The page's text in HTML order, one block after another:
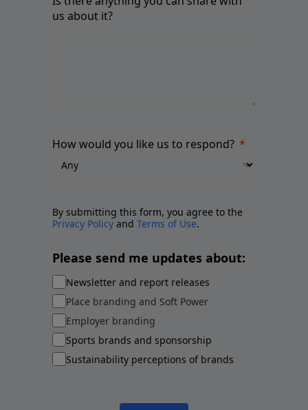
us about it?
How would you like us to respond?
By submitting this form, you agree to the
Privacy Policy and Terms of Use.
Please send me updates about:
Newsletter and report releases
Place branding and Soft Power
Employer branding
Sports brands and sponsorship
Sustainability perceptions of brands